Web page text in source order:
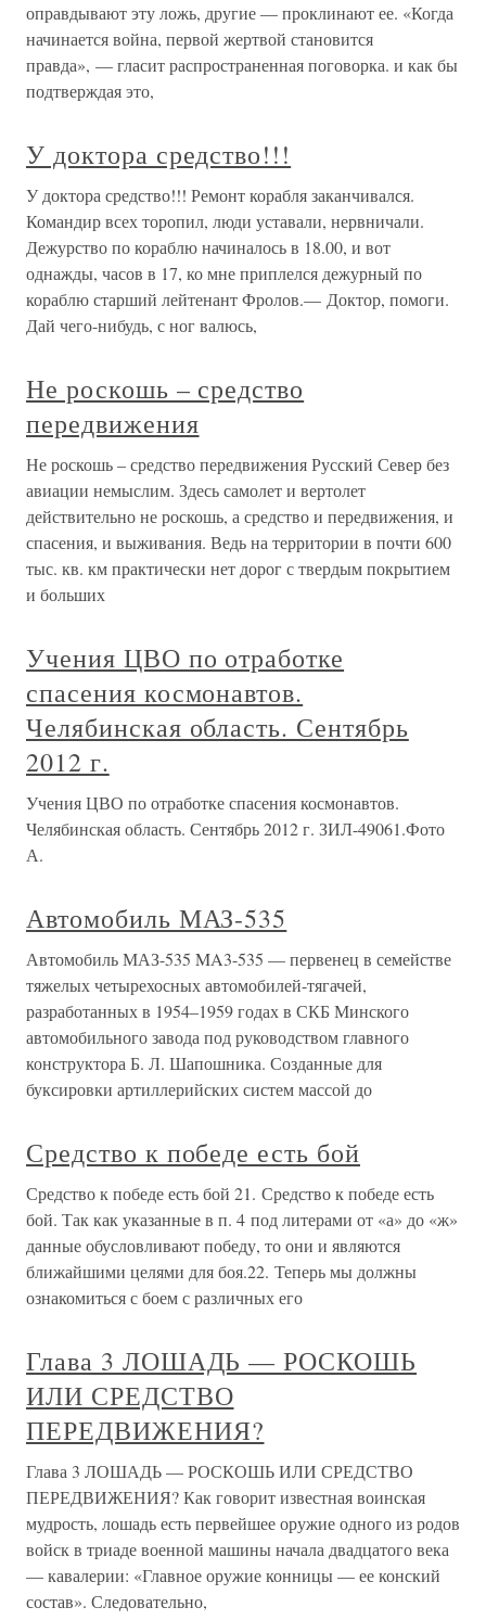
оправдывают эту ложь, другие — проклинают ее. «Когда
начинается война, первой жертвой становится
правда», — гласит распространенная поговорка. и как бы
подтверждая это,
У доктора средство!!!
У доктора средство!!! Ремонт корабля заканчивался.
Командир всех торопил, люди уставали, нервничали.
Дежурство по кораблю начиналось в 18.00, и вот
однажды, часов в 17, ко мне приплелся дежурный по
кораблю старший лейтенант Фролов.— Доктор, помоги.
Дай чего-нибудь, с ног валюсь,
Не роскошь – средство
передвижения
Не роскошь – средство передвижения Русский Север без
авиации немыслим. Здесь самолет и вертолет
действительно не роскошь, а средство и передвижения, и
спасения, и выживания. Ведь на территории в почти 600
тыс. кв. км практически нет дорог с твердым покрытием
и больших
Учения ЦВО по отработке
спасения космонавтов.
Челябинская область. Сентябрь
2012 г.
Учения ЦВО по отработке спасения космонавтов.
Челябинская область. Сентябрь 2012 г. ЗИЛ-49061.Фото
А.
Автомобиль МАЗ-535
Автомобиль МАЗ-535 MA3-535 — первенец в семействе
тяжелых четырехосных автомобилей-тягачей,
разработанных в 1954–1959 годах в СКБ Минского
автомобильного завода под руководством главного
конструктора Б. Л. Шапошника. Созданные для
буксировки артиллерийских систем массой до
Средство к победе есть бой
Средство к победе есть бой 21. Средство к победе есть
бой. Так как указанные в п. 4 под литерами от «а» до «ж»
данные обусловливают победу, то они и являются
ближайшими целями для боя.22. Теперь мы должны
ознакомиться с боем с различных его
Глава 3 ЛОШАДЬ — РОСКОШЬ
ИЛИ СРЕДСТВО
ПЕРЕДВИЖЕНИЯ?
Глава 3 ЛОШАДЬ — РОСКОШЬ ИЛИ СРЕДСТВО
ПЕРЕДВИЖЕНИЯ? Как говорит известная воинская
мудрость, лошадь есть первейшее оружие одного из родов
войск в триаде военной машины начала двадцатого века
— кавалерии: «Главное оружие конницы — ее конский
состав». Следовательно,